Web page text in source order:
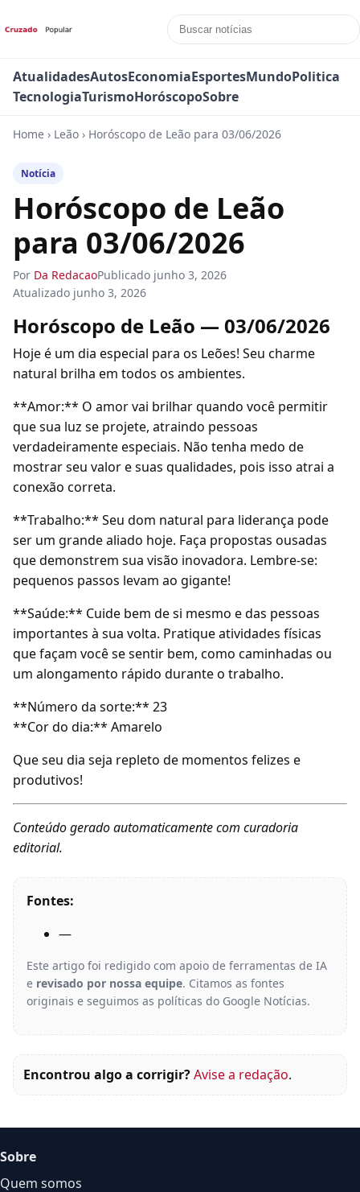
AtualidadesAutosEconomiaEsportesMundoPolitica
TecnologiaTurismoHoróscopoSobre
Home › Leão › Horóscopo de Leão para 03/06/2026
Notícia
Horóscopo de Leão
para 03/06/2026
Por Da RedacaoPublicado junho 3, 2026
Atualizado junho 3, 2026
Horóscopo de Leão — 03/06/2026
Hoje é um dia especial para os Leões! Seu charme
natural brilha em todos os ambientes.
**Amor:** O amor vai brilhar quando você permitir
que sua luz se projete, atraindo pessoas
verdadeiramente especiais. Não tenha medo de
mostrar seu valor e suas qualidades, pois isso atrai a
conexão correta.
**Trabalho:** Seu dom natural para liderança pode
ser um grande aliado hoje. Faça propostas ousadas
que demonstrem sua visão inovadora. Lembre-se:
pequenos passos levam ao gigante!
**Saúde:** Cuide bem de si mesmo e das pessoas
importantes à sua volta. Pratique atividades físicas
que façam você se sentir bem, como caminhadas ou
um alongamento rápido durante o trabalho.
**Número da sorte:** 23
**Cor do dia:** Amarelo
Que seu dia seja repleto de momentos felizes e
produtivos!
Conteúdo gerado automaticamente com curadoria
editorial.
Fontes:
—
Este artigo foi redigido com apoio de ferramentas de IA
e revisado por nossa equipe. Citamos as fontes
originais e seguimos as políticas do Google Notícias.
Encontrou algo a corrigir?Avise a redação.
Sobre
Quem somos